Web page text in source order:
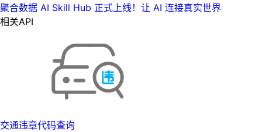
聚合数据 AI Skill Hub 正式上线！让 AI 连接真实世界
相关API
交通违章代码查询